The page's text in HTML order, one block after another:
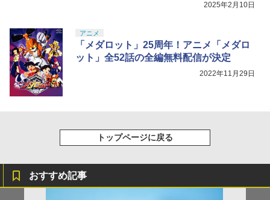
2025年2月10日
アニメ
「メダロット」25周年！アニメ「メダロ
ット」全52話の全編無料配信が決定
2022年11月29日
トップページに戻る
おすすめ記事